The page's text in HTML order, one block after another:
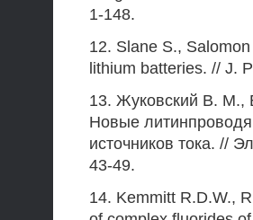
1-148.
12. Slane S.,
lithium batteries. // J.
13. Жуковский В.
Новые
источников тока. //
43-49.
14. Kemmitt R.D.W.,